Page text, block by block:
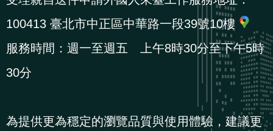
100413 臺北市中正區中華路一段39號10樓
服務時間：週一至週五 上午8時30分至下午5時
30分
為提供更為穩定的瀏覽品質與使用體驗，建議更